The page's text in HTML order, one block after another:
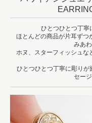
ひとつひとつ丁寧
ほとんどの商品が片耳ずつ
みあ
ホヌ、スターフィッシュな
ひとつひとつ丁寧に彫りが
セー